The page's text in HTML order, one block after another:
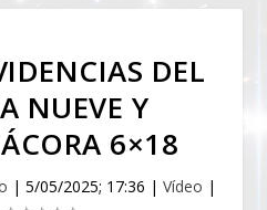
DEL
NUEVE Y
6×18
| 5/05/2025; 17:36 | Vídeo |